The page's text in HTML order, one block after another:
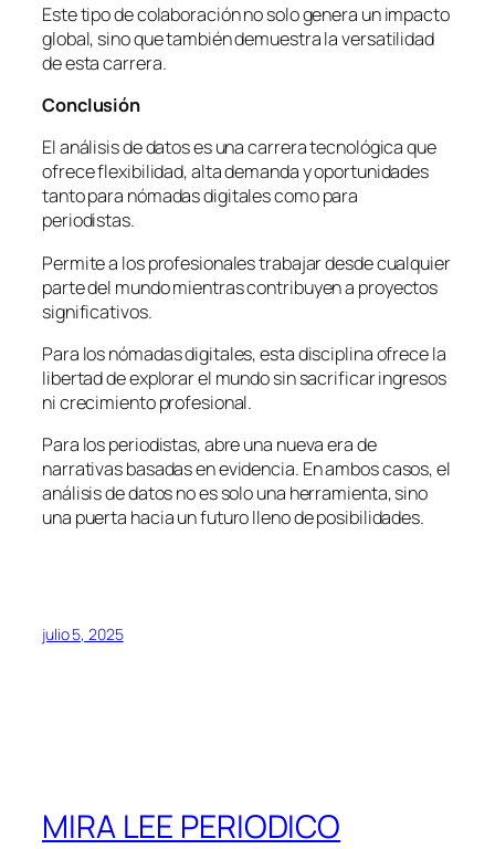
Este tipo de colaboración no solo genera un impacto
global, sino que también demuestra la versatilidad
de esta carrera.
Conclusión
El análisis de datos es una carrera tecnológica que
ofrece flexibilidad, alta demanda y oportunidades
tanto para nómadas digitales como para
periodistas.
Permite a los profesionales trabajar desde cualquier
parte del mundo mientras contribuyen a proyectos
significativos.
Para los nómadas digitales, esta disciplina ofrece la
libertad de explorar el mundo sin sacrificar ingresos
ni crecimiento profesional.
Para los periodistas, abre una nueva era de
narrativas basadas en evidencia. En ambos casos, el
análisis de datos no es solo una herramienta, sino
una puerta hacia un futuro lleno de posibilidades.
julio 5, 2025
MIRA LEE PERIODICO